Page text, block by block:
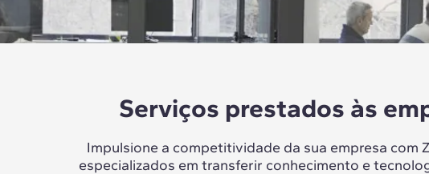
Serviços prestados às
Impulsione a competitividade da sua empresa com
especializados em transferir conhecimento e